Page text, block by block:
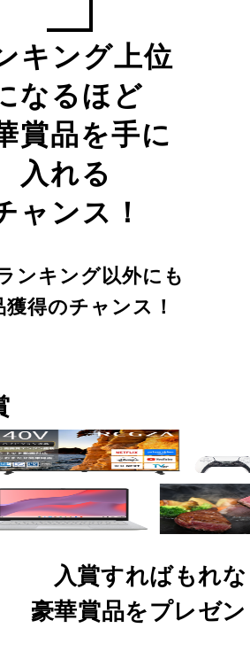
キング上位
なるほど
賞品を手に
入れる
ャンス！
ンキング以外にも
獲得のチャンス！
入賞すればもれ
豪華賞品をプレゼ